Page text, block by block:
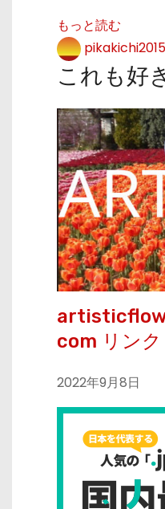
もっと読む
これも好
com リン
2022年9月8日